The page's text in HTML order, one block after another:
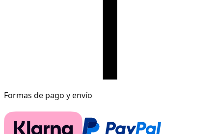
Formas de pago y envío